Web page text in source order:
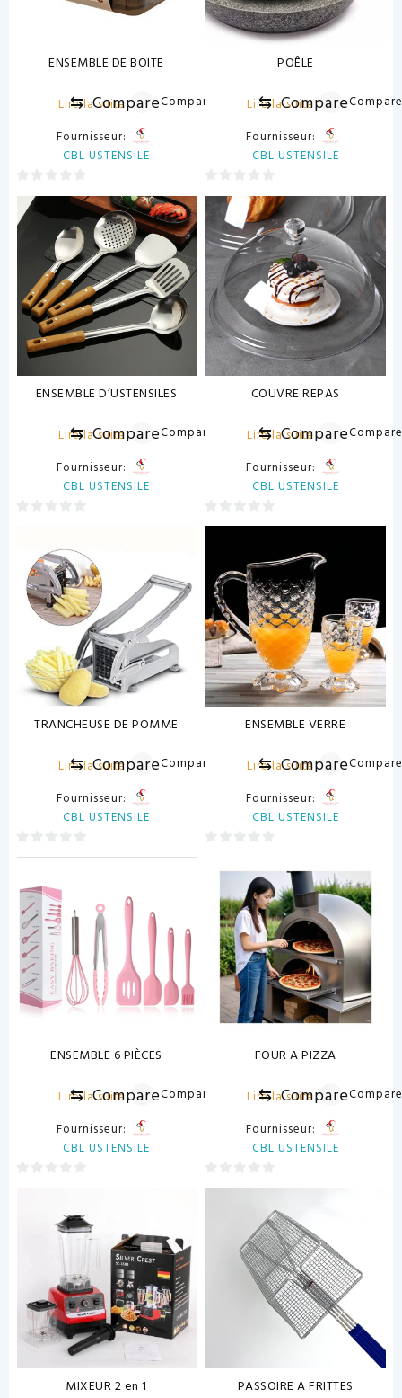
ENSEMBLE DE BOITE
Lire la suite
⇆ CompareCompare
Fournisseur:
CBL USTENSILE
0
sur
POÊLE
Lire la suite
⇆ Compare
Fournisseur:
CBL USTENSILE
0
ENSEMBLE D’USTENSILES
Lire la suite
⇆ CompareCompare
Fournisseur:
CBL USTENSILE
COUVRE REPAS
Lire la suite
⇆ Compare
Fournisseur:
CBL USTENSILE
0
TRANCHEUSE DE POMME
Lire la suite
⇆ CompareCompare
Fournisseur:
CBL USTENSILE
0
5
ENSEMBLE VERRE
Lire la suite
⇆ Compare
Fournisseur:
CBL USTENSILE
sur
ENSEMBLE 6 PIÈCES
Lire la suite
⇆ CompareCompare
Fournisseur:
CBL USTENSILE
FOUR A PIZZA
Lire la suite
⇆ Compare
Fournisseur:
CBL USTENSILE
0
MIXEUR 2 en 1
PASSOIRE A FRITTES